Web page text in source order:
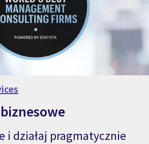
i działaj pragmatycznie